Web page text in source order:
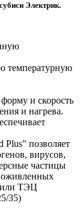
Электрик.
температурную
и скорость
и нагрева.
Plus" позволяет
вирусов,
частицы
оживленных
или ТЭЦ
35)